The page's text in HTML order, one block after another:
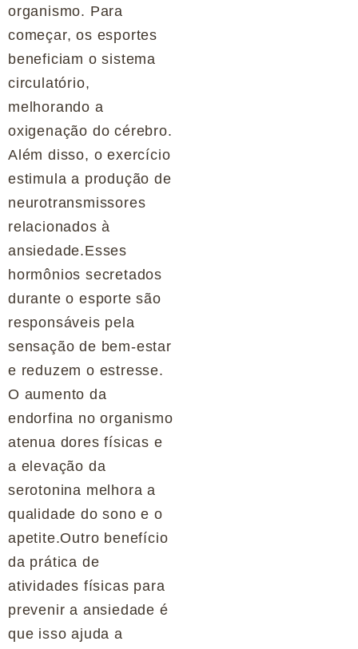
organismo. Para
começar, os esportes
beneficiam o sistema
circulatório,
melhorando a
oxigenação do cérebro.
Além disso, o exercício
estimula a produção de
neurotransmissores
relacionados à
ansiedade.Esses
hormônios secretados
durante o esporte são
responsáveis pela
sensação de bem-estar
e reduzem o estresse.
O aumento da
endorfina no organismo
atenua dores físicas e
a elevação da
serotonina melhora a
qualidade do sono e o
apetite.Outro benefício
da prática de
atividades físicas para
prevenir a ansiedade é
que isso ajuda a